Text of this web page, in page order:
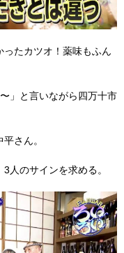
たカツオ！薬味もふん
」と言いながら四万十市
さん。
人のサインを求める。